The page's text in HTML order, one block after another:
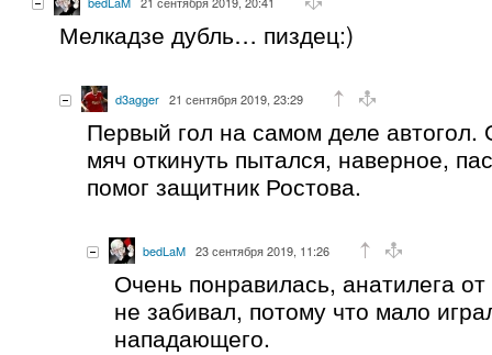
Мелкадзе дубль… пиздец:)
d3agger 21 сентября 2019, 23:29
Первый гол на самом деле автогол.
мяч откинуть пытался, наверное,
помог защитник Ростова.
bedLaM 23 сентября 2019, 11:26
Очень понравилась, анатилега
не забивал, потому что мало
нападающего.